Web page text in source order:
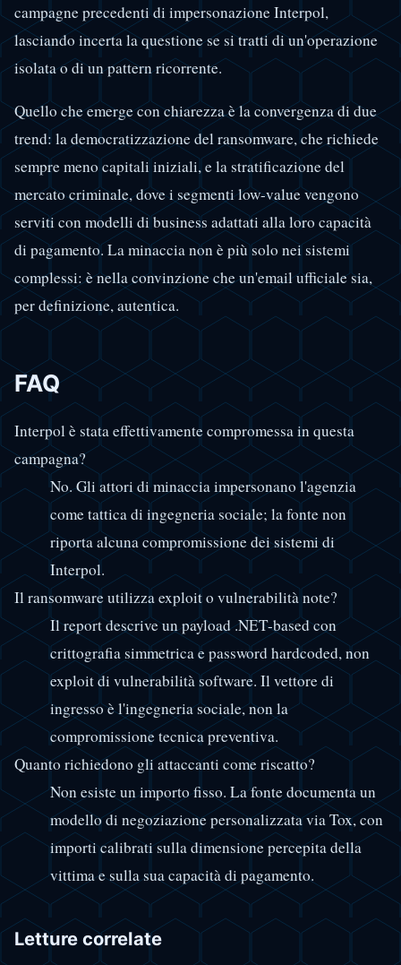
campagne precedenti di impersonazione Interpol,
lasciando incerta la questione se si tratti di un'operazione
isolata o di un pattern ricorrente.
Quello che emerge con chiarezza è la convergenza di due
trend: la democratizzazione del ransomware, che richiede
sempre meno capitali iniziali, e la stratificazione del
mercato criminale, dove i segmenti low-value vengono
serviti con modelli di business adattati alla loro capacità
di pagamento. La minaccia non è più solo nei sistemi
complessi: è nella convinzione che un'email ufficiale sia,
per definizione, autentica.
FAQ
Interpol è stata effettivamente compromessa in questa
campagna?
No. Gli attori di minaccia impersonano l'agenzia
come tattica di ingegneria sociale; la fonte non
riporta alcuna compromissione dei sistemi di
Interpol.
Il ransomware utilizza exploit o vulnerabilità note?
Il report descrive un payload .NET-based con
crittografia simmetrica e password hardcoded, non
exploit di vulnerabilità software. Il vettore di
ingresso è l'ingegneria sociale, non la
compromissione tecnica preventiva.
Quanto richiedono gli attaccanti come riscatto?
Non esiste un importo fisso. La fonte documenta un
modello di negoziazione personalizzata via Tox, con
importi calibrati sulla dimensione percepita della
vittima e sulla sua capacità di pagamento.
Letture correlate